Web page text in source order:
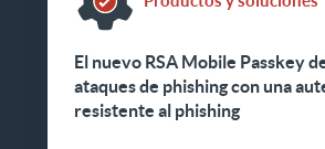
El nuevo RSA Mobile Passkey
ataques de phishing con una
resistente al phishing